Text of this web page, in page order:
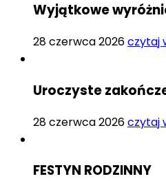
Wyjątkowe
28 czerwca 2026czytaj
Uroczyste
28 czerwca 2026czytaj
FESTYN RODZINNY